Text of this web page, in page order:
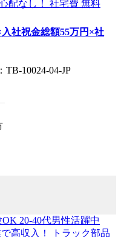
入社祝金総額55万円×社
10024-04-JP